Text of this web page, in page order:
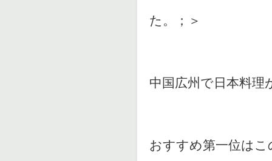
た。；＞
中国広州で日本料
おすすめ第一位は